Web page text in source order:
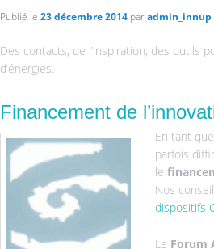
Publié le 23 décembre 2014 paradmin_innup
Des contacts, de l’inspiration, des outils
d’énergies.
Financement de
En tant que
parfois
le
Nos
dispositifs
Le Forum